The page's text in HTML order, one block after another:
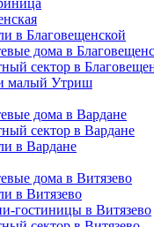
в Благовещенской
дома в
сектор в
малый Утриш
дома в Вардане
сектор в Вардане
в Вардане
дома в Витязево
в Витязево
гостиницы в Витязево